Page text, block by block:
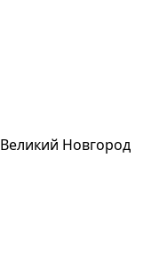
Великий Новгород